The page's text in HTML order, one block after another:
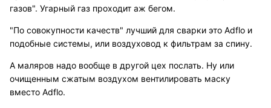
газов". Угарный газ проходит аж бегом.
"По совокупности качеств" лучший для сварки это Adflo и
подобные системы, или воздуховод к фильтрам за спину.
А маляров надо вообще в другой цех послать. Ну или
очищенным сжатым воздухом вентилировать маску
вместо Adflo.